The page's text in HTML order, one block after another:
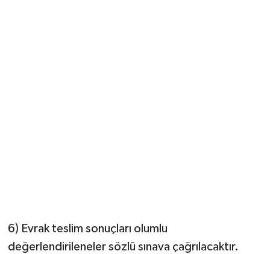
6) Evrak teslim sonuçları olumlu
değerlendirileneler sözlü sınava çağrılacaktır.